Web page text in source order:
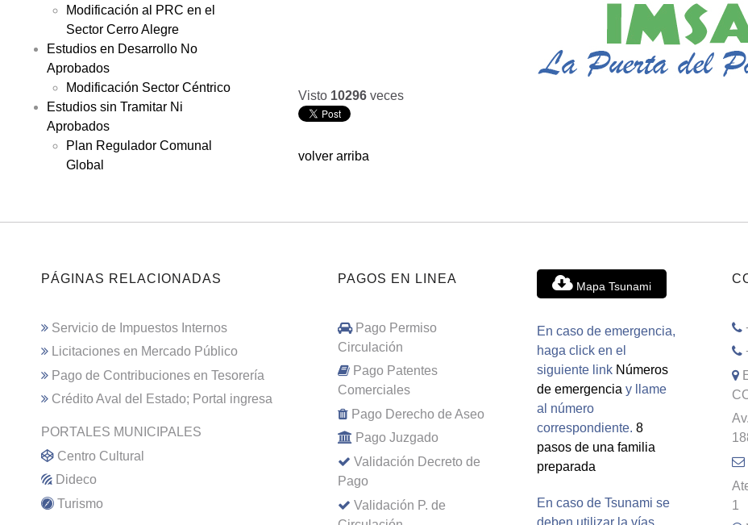
Modificación al PRC en el
Sector Cerro Alegre
Estudios en Desarrollo No
Aprobados
Modificación Sector Céntrico
Estudios sin Tramitar Ni
Aprobados
Plan Regulador Comunal
Global
Visto 10296 veces
volver arriba
PÁGINAS RELACIONADAS
Servicio de Impuestos Internos
Licitaciones en Mercado Público
Pago de Contribuciones en Tesorería
Crédito Aval del Estado; Portal ingresa
PORTALES MUNICIPALES
Centro Cultural
Dideco
Turismo
PAGOS EN LINEA
Pago Permiso
Circulación
Pago Patentes
Comerciales
Pago Derecho de Aseo
Pago Juzgado
Validación Decreto de
Pago
Validación P. de
Mapa Tsunami
En caso de emergencia,
haga click en el
siguiente link Números
de emergencia y llame
al número
correspondiente. 8
pasos de una familia
preparada
En caso de Tsunami se
deben utilizar la vías
1